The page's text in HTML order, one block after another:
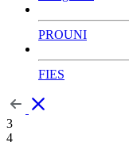
PROUNI
FIES
3
4